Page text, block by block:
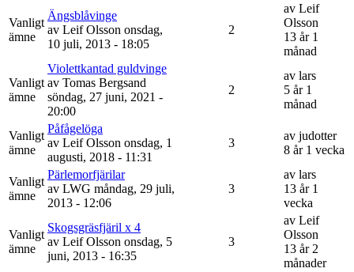
Vanligt
ämne
Ängsblåvinge
av Leif Olsson onsdag,
10 juli, 2013 - 18:05
2
av Leif
Olsson
13 år 1
månad
Vanligt
ämne
Violettkantad guldvinge
av Tomas Bergsand
söndag, 27 juni, 2021 -
20:00
2
av lars
5 år 1
månad
Vanligt
ämne
Påfågelöga
av Leif Olsson onsdag, 1
augusti, 2018 - 11:31
3
av judotter
8 år 1 vecka
Vanligt
ämne
Pärlemorfjärilar
av LWG måndag, 29 juli,
2013 - 12:06
3
av lars
13 år 1
vecka
Vanligt
ämne
Skogsgräsfjäril x 4
av Leif Olsson onsdag, 5
juni, 2013 - 16:35
3
av Leif
Olsson
13 år 2
månader